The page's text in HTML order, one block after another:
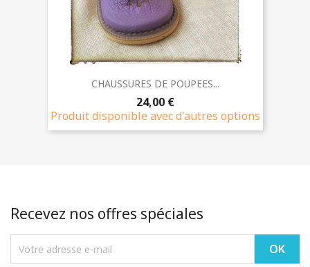
CHAUSSURES DE POUPEES...
24,00 €
Produit disponible avec d'autres options
Recevez nos offres spéciales